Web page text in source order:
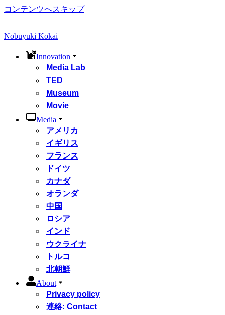
コンテンツへスキップ
Nobuyuki Kokai
Innovation
Media Lab
TED
Museum
Movie
Media
アメリカ
イギリス
フランス
ドイツ
カナダ
オランダ
中国
ロシア
インド
ウクライナ
トルコ
北朝鮮
About
Privacy policy
連絡: Contact